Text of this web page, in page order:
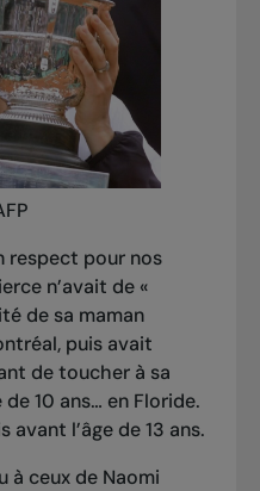
respect pour nos
n’avait de «
de sa maman
puis avait
de toucher à sa
10 ans… en Floride.
avant l’âge de 13 ans.
à ceux de Naomi